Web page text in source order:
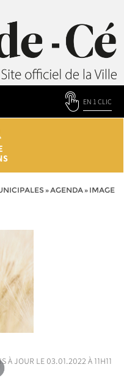
EN 1 CLIC
»AGENDA» IMAGE
à jour le 03.01.2022 à 11h11